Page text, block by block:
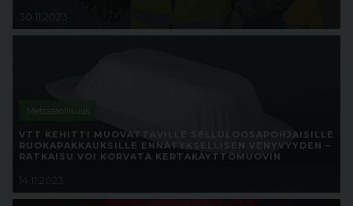
30.11.2023
Metsäteollisuus
VTT KEHITTI MUOVATTAVILLE SELLULOOSAPOHJAISILLE
RUOKAPAKKAUKSILLE ENNÄTYKSELLISEN VENYVYYDEN –
RATKAISU VOI KORVATA KERTAKÄYTTÖMUOVIN
14.11.2023